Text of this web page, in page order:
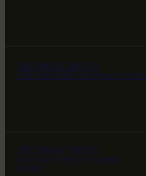
ЗВЕЗДНЫЕ ВРАТА
НАШ МИР ВЧЕРА СЕГОДНЯ И ЗАВТРА
ЗВЕЗДНЫЕ ВРАТА
НАШ МИР ВЧЕРА СЕГОДНЯ И
ЗАВТРА